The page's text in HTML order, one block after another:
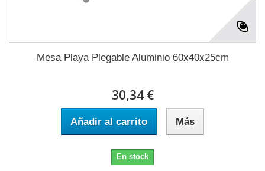
Mesa Playa Plegable Aluminio 60x40x25cm
30,34 €
Añadir al carrito Más
En stock